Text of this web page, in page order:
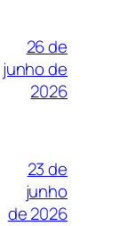
26 de
junho de
2026
23 de
junho
de 2026